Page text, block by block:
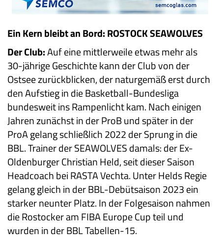
Ein Kern bleibt an Bord: ROSTOCK SEAWOLVES
Der Club:Auf eine mittlerweile etwas mehr als
30-jährige Geschichte kann der Club von der
Ostsee zurückblicken, der naturgemäß erst durch
den Aufstieg in die Basketball-Bundesliga
bundesweit ins Rampenlicht kam. Nach einigen
Jahren zunächst in der ProB und später in der
ProA gelang schließlich 2022 der Sprung in die
BBL. Trainer der SEAWOLVES damals: der Ex-
Oldenburger Christian Held, seit dieser Saison
Headcoach bei RASTA Vechta. Unter Helds Regie
gelang gleich in der BBL-Debütsaison 2023 ein
starker neunter Platz. In der Folgesaison nahmen
die Rostocker am FIBA Europe Cup teil und
wurden in der BBL Tabellen-15.